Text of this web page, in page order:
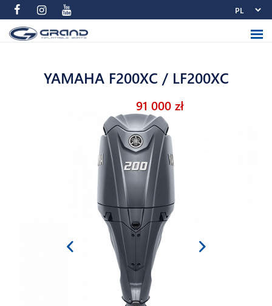
YAMAHA F200XC / LF200XC
91 000 zł